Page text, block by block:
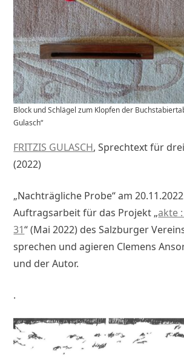
Block und Schlägel zum Klopfen der
Gulasch“
FRITZIS GULASCH, Sprechtext für
(2022)
„Nachträgliche Probe“ am
Auftragsarbeit für das Projekt „akte
31“ (Mai 2022) des Salzburger
sprechen und agieren Clemens
und der Autor.
.